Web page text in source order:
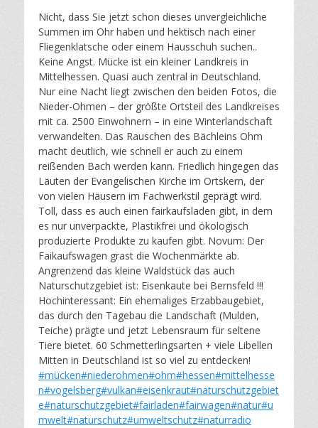
Nicht, dass Sie jetzt schon dieses unvergleichliche
Summen im Ohr haben und hektisch nach einer
Fliegenklatsche oder einem Hausschuh suchen..
Keine Angst. Mücke ist ein kleiner Landkreis in
Mittelhessen. Quasi auch zentral in Deutschland.
Nur eine Nacht liegt zwischen den beiden Fotos, die
Nieder-Ohmen – der größte Ortsteil des Landkreises
mit ca. 2500 Einwohnern – in eine Winterlandschaft
verwandelten. Das Rauschen des Bächleins Ohm
macht deutlich, wie schnell er auch zu einem
reißenden Bach werden kann. Friedlich hingegen das
Läuten der Evangelischen Kirche im Ortskern, der
von vielen Häusern im Fachwerkstil geprägt wird.
Toll, dass es auch einen fairkaufsladen gibt, in dem
es nur unverpackte, Plastikfrei und ökologisch
produzierte Produkte zu kaufen gibt. Novum: Der
Faikaufswagen grast die Wochenmärkte ab.
Angrenzend das kleine Waldstück das auch
Naturschutzgebiet ist: Eisenkaute bei Bernsfeld !!!
Hochinteressant: Ein ehemaliges Erzabbaugebiet,
das durch den Tagebau die Landschaft (Mulden,
Teiche) prägte und jetzt Lebensraum für seltene
Tiere bietet. 60 Schmetterlingsarten + viele Libellen
Mitten in Deutschland ist so viel zu entdecken!
#mücken#niederohmen#ohm#hessen#mittelhesse
n#vogelsberg#vulkan#eisenkraut#naturschutzgebiet
e#naturschutzgebiet#fairladen#fairwagen#natur#u
mwelt#naturschutz#umweltschutz#naturradio